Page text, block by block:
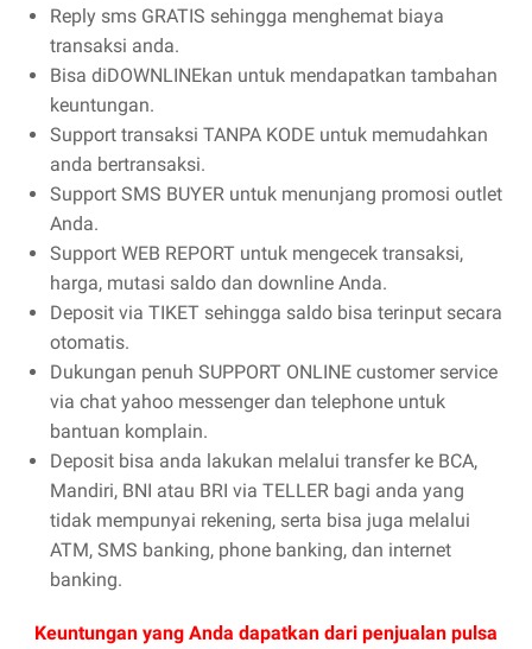
Reply sms GRATIS sehingga menghemat biaya
transaksi anda.
Bisa diDOWNLINEkan untuk mendapatkan tambahan
keuntungan.
Support transaksi TANPA KODE untuk memudahkan
anda bertransaksi.
Support SMS BUYER untuk menunjang promosi outlet
Anda.
Support WEB REPORT untuk mengecek transaksi,
harga, mutasi saldo dan downline Anda.
Deposit via TIKET sehingga saldo bisa terinput secara
otomatis.
Dukungan penuh SUPPORT ONLINE customer service
via chat yahoo messenger dan telephone untuk
bantuan komplain.
Deposit bisa anda lakukan melalui transfer ke BCA,
Mandiri, BNI atau BRI via TELLER bagi anda yang
tidak mempunyai rekening, serta bisa juga melalui
ATM, SMS banking, phone banking, dan internet
banking.
Keuntungan yang Anda dapatkan dari penjualan pulsa